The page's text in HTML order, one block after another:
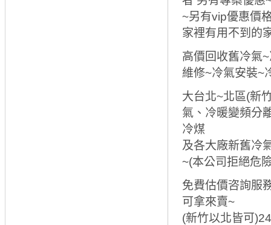
~另有vip優惠價
家裡有用不到的
高價回收舊冷氣
維修~冷氣安裝~
大台北~北區(新
氣、冷暖變頻分
冷煤
及各大廠新舊冷
~(本公司拒絕危
免費估價咨詢服
可拿來賣~
(新竹以北皆可